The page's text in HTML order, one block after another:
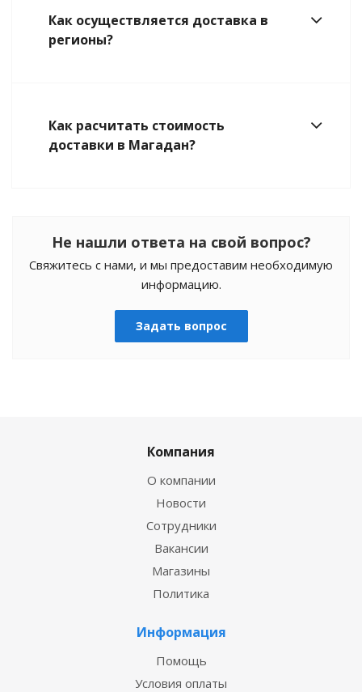
Как осуществляется доставка в
регионы?
Как расчитать стоимость
доставки в Магадан?
Не нашли ответа на свой вопрос?
Свяжитесь с нами, и мы предоставим необходимую
информацию.
Задать вопрос
Компания
О компании
Новости
Сотрудники
Вакансии
Магазины
Политика
Информация
Помощь
Условия оплаты